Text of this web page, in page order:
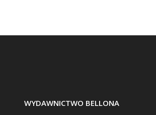
WYDAWNICTWO BELLONA